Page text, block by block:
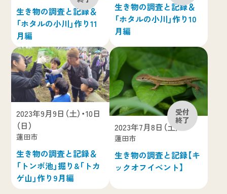
生き物の調査と記録＆
「ホタルの小川」作り11
月編
生き物の調査と記録＆
「ホタルの小川」作り10
月編
2023年9月9日（土）・10日
（日）
蓮田市
生き物の調査と記録＆
「トンボ池」掘り&「トカ
ゲ山」作り9月編
2023年7月8日（土）
蓮田市
生き物の調査と記録【キ
ックオフイベント】